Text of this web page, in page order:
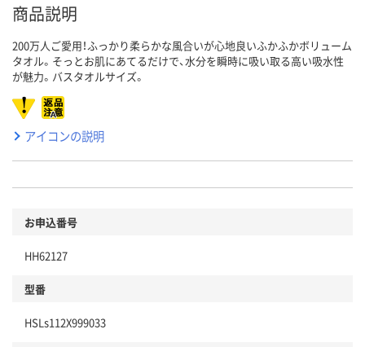
商品説明
200万人ご愛用！ふっかり柔らかな風合いが心地良いふかふかボリューム
タオル。そっとお肌にあてるだけで、水分を瞬時に吸い取る高い吸水性
が魅力。バスタオルサイズ。
アイコンの説明
お申込番号
HH62127
型番
HSLs112X999033